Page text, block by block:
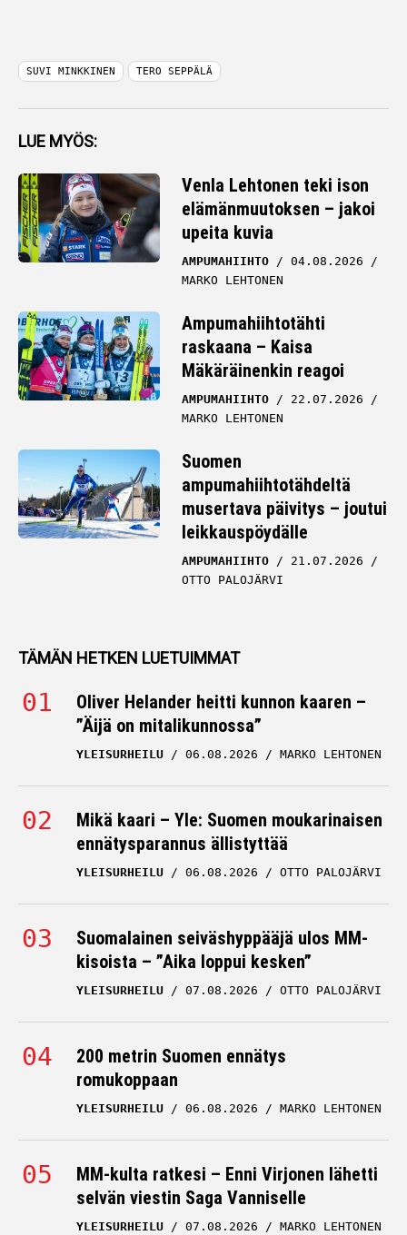
SUVI MINKKINEN TERO SEPPÄLÄ
LUE MYÖS:
Venla Lehtonen teki ison
elämänmuutoksen – jakoi
upeita kuvia
AMPUMAHIIHTO
04.08.2026
MARKO LEHTONEN
Ampumahiihtotähti
raskaana – Kaisa
Mäkäräinenkin reagoi
AMPUMAHIIHTO
22.07.2026
MARKO LEHTONEN
Suomen
ampumahiihtotähdeltä
musertava päivitys – joutui
leikkauspöydälle
AMPUMAHIIHTO
21.07.2026
OTTO PALOJÄRVI
TÄMÄN HETKEN LUETUIMMAT
Oliver Helander heitti kunnon kaaren –
”Äijä on mitalikunnossa”
YLEISURHEILU 06.08.2026 MARKO LEHTONEN
Mikä kaari – Yle: Suomen moukarinaisen
ennätysparannus ällistyttää
YLEISURHEILU 06.08.2026 OTTO PALOJÄRVI
Suomalainen seiväshyppääjä ulos MM-
kisoista – ”Aika loppui kesken”
YLEISURHEILU 07.08.2026 OTTO PALOJÄRVI
200 metrin Suomen ennätys
romukoppaan
YLEISURHEILU 06.08.2026 MARKO LEHTONEN
MM-kulta ratkesi – Enni Virjonen lähetti
selvän viestin Saga Vanniselle
YLEISURHEILU 07.08.2026 MARKO LEHTONEN